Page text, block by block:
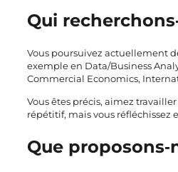
Qui
Vous poursuivez actuellement
exemple en Data/Business
Commercial Economics,
Vous êtes précis, aimez
répétitif, mais vous
Que